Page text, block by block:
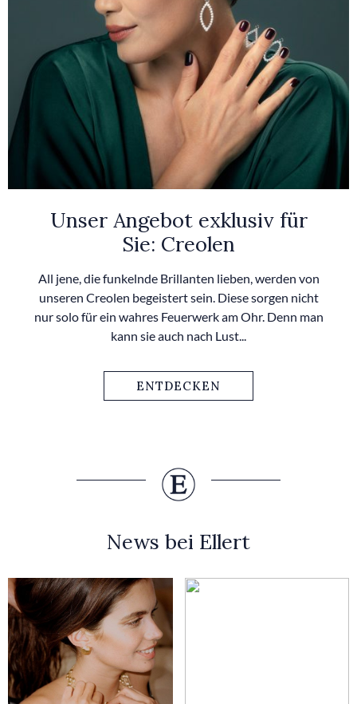
Unser Angebot exklusiv für
Sie: Creolen
All jene, die funkelnde Brillanten lieben, werden von
unseren Creolen begeistert sein. Diese sorgen nicht
nur solo für ein wahres Feuerwerk am Ohr. Denn man
kann sie auch nach Lust...
ENTDECKEN
News bei Ellert